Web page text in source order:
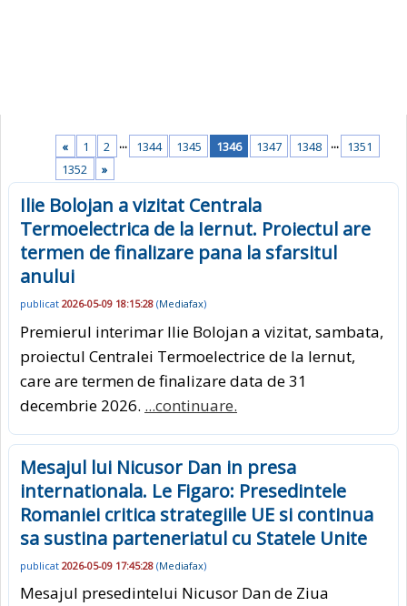
« 1 2 ... 1344 1345 1346 1347 1348 ... 1351
1352
»
Ilie Bolojan a vizitat Centrala
Termoelectrica de la Iernut. Proiectul are
termen de finalizare pana la sfarsitul
anului
publicat 2026-05-09 18:15:28 (Mediafax)
Premierul interimar Ilie Bolojan a vizitat, sambata,
proiectul Centralei Termoelectrice de la Iernut,
care are termen de finalizare data de 31
decembrie 2026. ...continuare.
Mesajul lui Nicusor Dan in presa
internationala. Le Figaro: Presedintele
Romaniei critica strategiile UE si continua
sa sustina parteneriatul cu Statele Unite
publicat 2026-05-09 17:45:28 (Mediafax)
Mesajul presedintelui Nicusor Dan de Ziua